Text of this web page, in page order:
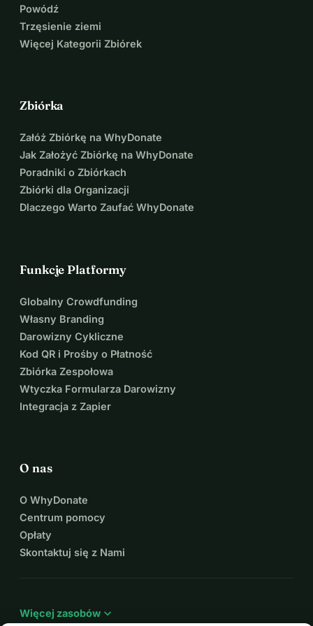
Dołącz do nas w tworzeniu tej unikalnej, immersyjnej oazy,
w której sztuka i zdrowie kwitną w objęciach natury. Razem
Powódź
Trzęsienie ziemi
Więcej Kategorii Zbiórek
Zbiórka
Załóż Zbiórkę na WhyDonate
Jak Założyć Zbiórkę na WhyDonate
Poradniki o Zbiórkach
Zbiórki dla Organizacji
Dlaczego Warto Zaufać WhyDonate
Funkcje Platformy
Globalny Crowdfunding
Własny Branding
Darowizny Cykliczne
Kod QR i Prośby o Płatność
Zbiórka Zespołowa
Wtyczka Formularza Darowizny
Integracja z Zapier
O nas
O WhyDonate
Centrum pomocy
Opłaty
Skontaktuj się z Nami
Więcej zasobów expand_more